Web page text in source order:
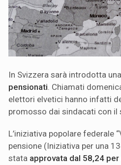
In Svizzera sarà introdotta una
pensionati. Chiamati
elettori elvetici hanno infatti
promosso dai sindacati con
L’iniziativa popolare federale
pensione (Iniziativa per una
stata approvata dal 58,24